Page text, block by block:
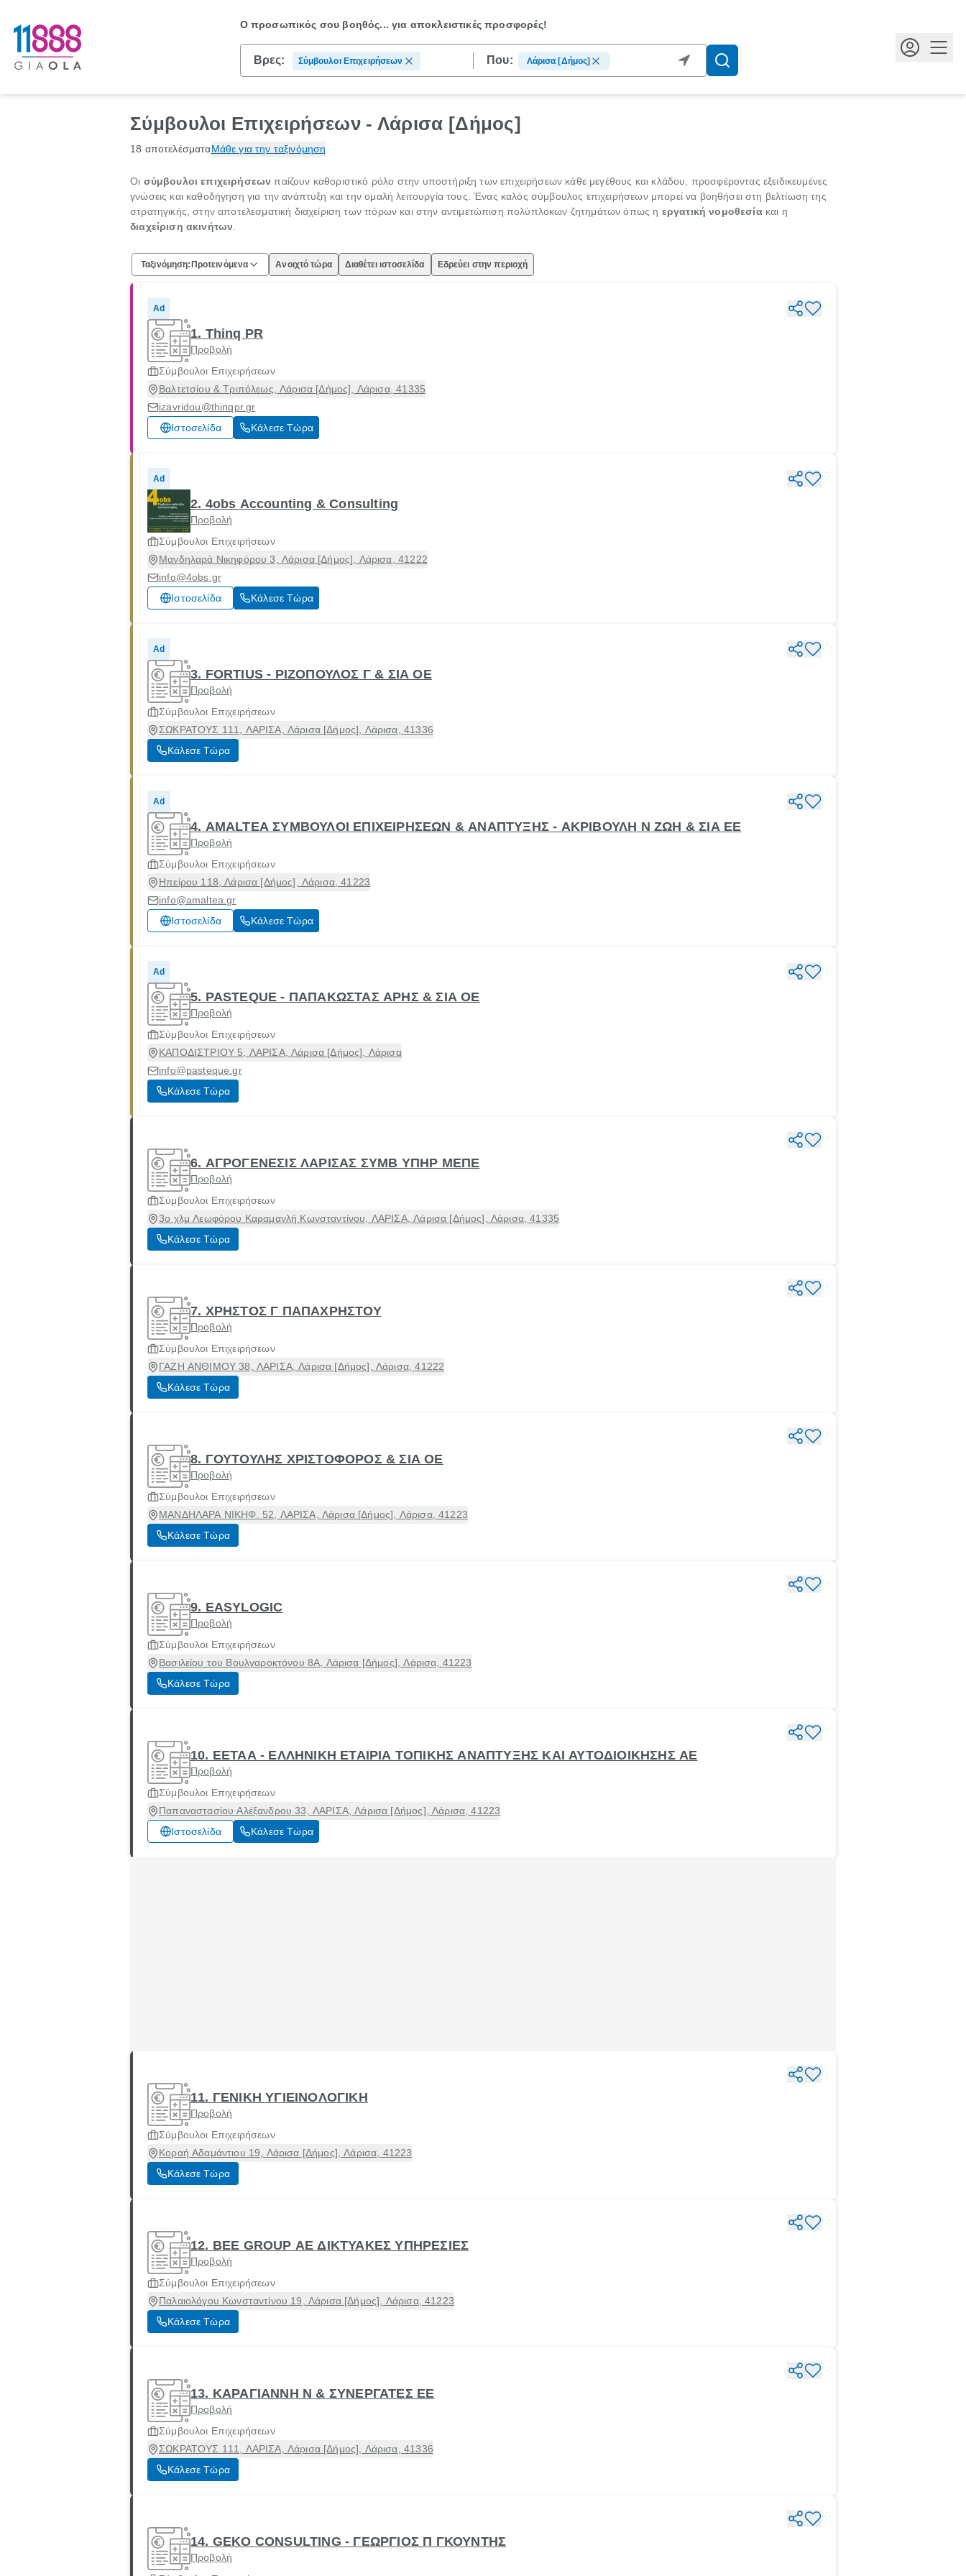
Ο προσωπικός σου βοηθός...για αποκλειστικές προσφορές!
Βρες: Σύμβουλοι Επιχειρήσεων Που: Λάρισα [Δήμος]
Σύμβουλοι Επιχειρήσεων - Λάρισα [Δήμος]
18 αποτελέσματαΜάθε για την ταξινόμηση
Οι σύμβουλοι επιχειρήσεων παίζουν καθοριστικό ρόλο στην υποστήριξη των επιχειρήσεων κάθε μεγέθους και κλάδου, προσφέροντας εξειδικευμένες
γνώσεις και καθοδήγηση για την ανάπτυξη και την ομαλή λειτουργία τους. Ένας καλός σύμβουλος επιχειρήσεων μπορεί να βοηθήσει στη βελτίωση της
στρατηγικής, στην αποτελεσματική διαχείριση των πόρων και στην αντιμετώπιση πολύπλοκων ζητημάτων όπως η εργατική νομοθεσίακαι η
διαχείριση ακινήτων
Ταξινόμηση: Προτεινόμενα Ανοιχτό τώρα Διαθέτει ιστοσελίδα Εδρεύει στην περιοχή
Ad
1. Thinq PR
Προβολή
Σύμβουλοι Επιχειρήσεων
Βαλτετσίου & Τριπόλεως, Λάρισα [Δήμος], Λάρισα, 41335
izavridou@thinqpr.gr
Ιστοσελίδα
Κάλεσε Τώρα
Ad
2. 4obs Accounting & Consulting
Προβολή
Σύμβουλοι Επιχειρήσεων
Μανδηλαρά Νικηφόρου 3, Λάρισα [Δήμος], Λάρισα, 41222
info@4obs.gr
Ιστοσελίδα
Κάλεσε Τώρα
Ad
3. FORTIUS - ΡΙΖΟΠΟΥΛΟΣ Γ & ΣΙΑ ΟΕ
Προβολή
Σύμβουλοι Επιχειρήσεων
ΣΩΚΡΑΤΟΥΣ 111, ΛΑΡΙΣΑ, Λάρισα [Δήμος], Λάρισα, 41336
Κάλεσε Τώρα
Ad
4. AMALTEA ΣΥΜΒΟΥΛΟΙ ΕΠΙΧΕΙΡΗΣΕΩΝ & ΑΝΑΠΤΥΞΗΣ - ΑΚΡΙΒΟΥΛΗ N ΖΩΗ & ΣΙΑ ΕΕ
Προβολή
Σύμβουλοι Επιχειρήσεων
Ηπείρου 118, Λάρισα [Δήμος], Λάρισα, 41223
info@amaltea.gr
Ιστοσελίδα
Κάλεσε Τώρα
Ad
5. PASTEQUE - ΠΑΠΑΚΩΣΤΑΣ ΑΡΗΣ & ΣΙΑ ΟΕ
Προβολή
Σύμβουλοι Επιχειρήσεων
ΚΑΠΟΔΙΣΤΡΙΟΥ 5, ΛΑΡΙΣΑ, Λάρισα [Δήμος], Λάρισα
info@pasteque.gr
Κάλεσε Τώρα
6. ΑΓΡΟΓΕΝΕΣΙΣ ΛΑΡΙΣΑΣ ΣΥΜΒ ΥΠΗΡ ΜΕΠΕ
Προβολή
Σύμβουλοι Επιχειρήσεων
3ο χλμ Λεωφόρου Καραμανλή Κωνσταντίνου, ΛΑΡΙΣΑ, Λάρισα [Δήμος], Λάρισα, 41335
Κάλεσε Τώρα
7. ΧΡΗΣΤΟΣ Γ ΠΑΠΑΧΡΗΣΤΟΥ
Προβολή
Σύμβουλοι Επιχειρήσεων
ΓΑΖΗ ΑΝΘΙΜΟΥ 38, ΛΑΡΙΣΑ, Λάρισα [Δήμος], Λάρισα, 41222
Κάλεσε Τώρα
8. ΓΟΥΤΟΥΛΗΣ ΧΡΙΣΤΟΦΟΡΟΣ & ΣΙΑ ΟΕ
Προβολή
Σύμβουλοι Επιχειρήσεων
ΜΑΝΔΗΛΑΡΑ ΝΙΚΗΦ. 52, ΛΑΡΙΣΑ, Λάρισα [Δήμος], Λάρισα, 41223
Κάλεσε Τώρα
9. EASYLOGIC
Προβολή
Σύμβουλοι Επιχειρήσεων
Βασιλείου του Βουλγαροκτόνου 8Α, Λάρισα [Δήμος], Λάρισα, 41223
Κάλεσε Τώρα
10. ΕΕΤΑΑ - ΕΛΛΗΝΙΚΗ ΕΤΑΙΡΙΑ ΤΟΠΙΚΗΣ ΑΝΑΠΤΥΞΗΣ ΚΑΙ ΑΥΤΟΔΙΟΙΚΗΣΗΣ ΑΕ
Προβολή
Σύμβουλοι Επιχειρήσεων
Παπαναστασίου Αλέξανδρου 33, ΛΑΡΙΣΑ, Λάρισα [Δήμος], Λάρισα, 41223
Ιστοσελίδα
Κάλεσε Τώρα
11. ΓΕΝΙΚΗ ΥΓΙΕΙΝΟΛΟΓΙΚΗ
Προβολή
Σύμβουλοι Επιχειρήσεων
Κοραή Αδαμάντιου 19, Λάρισα [Δήμος], Λάρισα, 41223
Κάλεσε Τώρα
12. BEE GROUP ΑΕ ΔΙΚΤΥΑΚΕΣ ΥΠΗΡΕΣΙΕΣ
Προβολή
Σύμβουλοι Επιχειρήσεων
Παλαιολόγου Κωνσταντίνου 19, Λάρισα [Δήμος], Λάρισα, 41223
Κάλεσε Τώρα
13. ΚΑΡΑΓΙΑΝΝΗ Ν & ΣΥΝΕΡΓΑΤΕΣ ΕΕ
Προβολή
Σύμβουλοι Επιχειρήσεων
ΣΩΚΡΑΤΟΥΣ 111, ΛΑΡΙΣΑ, Λάρισα [Δήμος], Λάρισα, 41336
Κάλεσε Τώρα
14. GEKO CONSULTING - ΓΕΩΡΓΙΟΣ Π ΓΚΟΥΝΤΗΣ
Προβολή